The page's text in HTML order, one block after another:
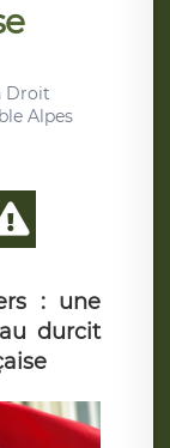
Droit
Alpes
: une
durcit